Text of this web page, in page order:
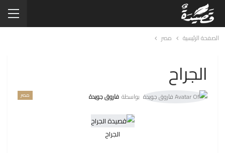
الصفحة الرئيسية مصر
الجراح
مصر بواسطة فاروق جويدة
الجراح